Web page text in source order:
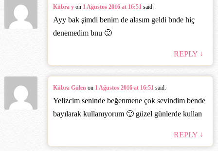
Kübra y on 1 Ağustos 2016 at 16:51 said:
Ayy bak şimdi benim de alasım geldi bnde hiç
denemedim bnu 🙂
REPLY ↓
Kübra Gülen on 1 Ağustos 2016 at 16:51 said:
Yelizcim seninde beğenmene çok sevindim bende
bayılarak kullanıyorum 🙂 güzel günlerde kullan
REPLY ↓